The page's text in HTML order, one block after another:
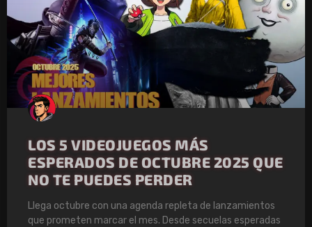
LOS 5 VIDEOJUEGOS MÁS
ESPERADOS DE OCTUBRE 2025 QUE
NO TE PUEDES PERDER
Llega octubre con una agenda repleta de lanzamientos
que prometen marcar el mes. Desde secuelas esperadas